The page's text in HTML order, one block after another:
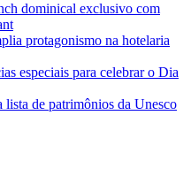
dominical exclusivo com
protagonismo na hotelaria
especiais para celebrar o Dia
lista de patrimônios da Unesco